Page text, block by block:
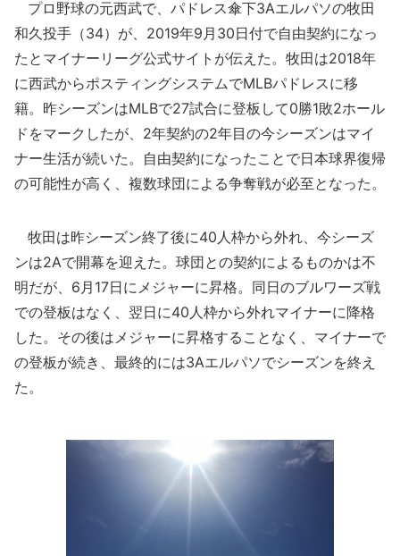
プロ野球の元西武で、パドレス傘下3Aエルパソの牧田
和久投手（34）が、2019年9月30日付で自由契約になっ
たとマイナーリーグ公式サイトが伝えた。牧田は2018年
に西武からポスティングシステムでMLBパドレスに移
籍。昨シーズンはMLBで27試合に登板して0勝1敗2ホール
ドをマークしたが、2年契約の2年目の今シーズンはマイ
ナー生活が続いた。自由契約になったことで日本球界復帰
の可能性が高く、複数球団による争奪戦が必至となった。
牧田は昨シーズン終了後に40人枠から外れ、今シーズ
ンは2Aで開幕を迎えた。球団との契約によるものかは不
明だが、6月17日にメジャーに昇格。同日のブルワーズ戦
での登板はなく、翌日に40人枠から外れマイナーに降格
した。その後はメジャーに昇格することなく、マイナーで
の登板が続き、最終的には3Aエルパソでシーズンを終え
た。